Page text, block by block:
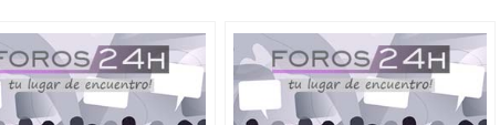
学回国证明.
成绩、教育部学历学位认证、毕业证、成绩单、文凭、学历
作、办理、仿制学位证书、毕业证文凭、文凭毕业证、毕业证
留学回国人员证明、留学生认证、学历认证、文凭认证学位